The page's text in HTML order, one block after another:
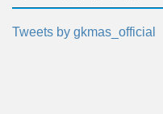
Tweets by gkmas_official